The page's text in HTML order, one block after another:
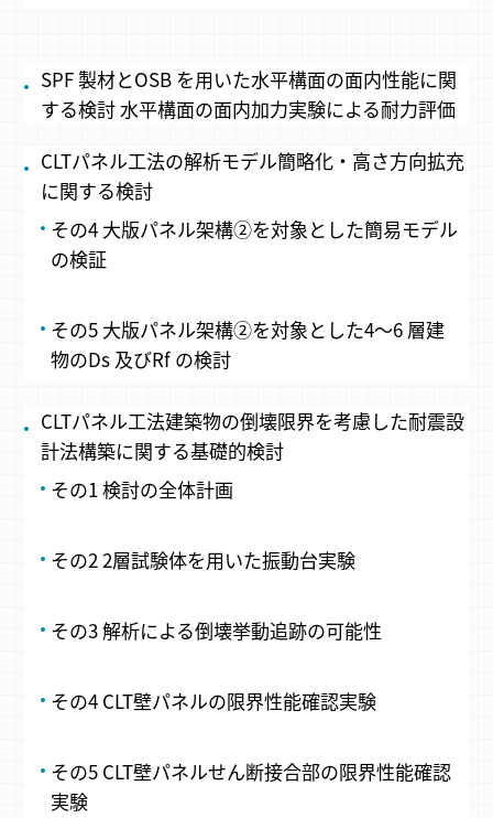
SPF 製材とOSB を用いた水平構面の面内性能に関
する検討 水平構面の面内加力実験による耐力評価
CLTパネル工法の解析モデル簡略化・高さ方向拡充
に関する検討
その4 大版パネル架構②を対象とした簡易モデル
の検証
その5 大版パネル架構②を対象とした4～6 層建
物のDs 及びRf の検討
CLTパネル工法建築物の倒壊限界を考慮した耐震設
計法構築に関する基礎的検討
その1 検討の全体計画
その2 2層試験体を用いた振動台実験
その3 解析による倒壊挙動追跡の可能性
その4 CLT壁パネルの限界性能確認実験
その5 CLT壁パネルせん断接合部の限界性能確認
実験